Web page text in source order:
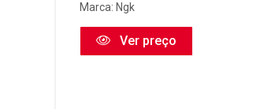
Marca: Ngk
Ver preço